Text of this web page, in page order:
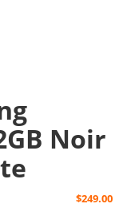
Noir
$249.00